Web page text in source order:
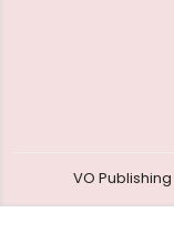
VO Publishing